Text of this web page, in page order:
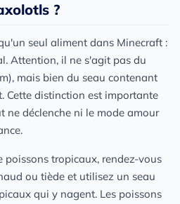
?
seul aliment dans Minecraft :
Attention, il ne s'agit pas du
mais bien du seau contenant
Cette distinction est importante
ne déclenche ni le mode amour
poissons tropicaux, rendez-vous
ou tiède et utilisez un seau
qui y nagent. Les poissons